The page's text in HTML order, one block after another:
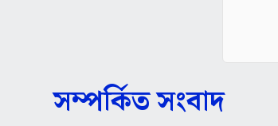
সম্পর্কিত সংবাদ